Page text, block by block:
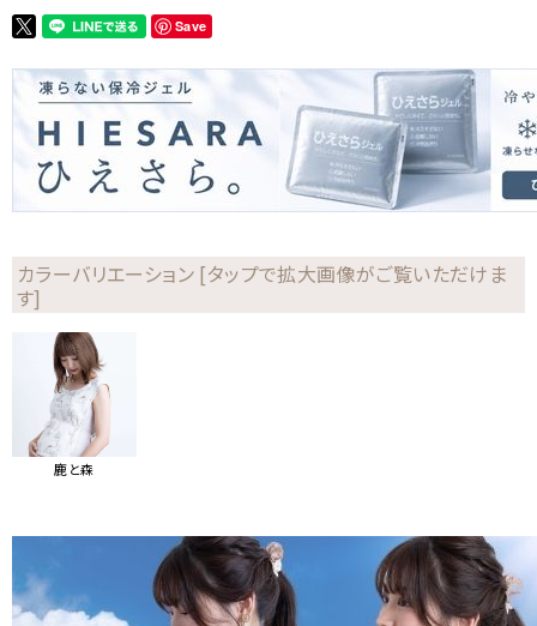
Save
カラーバリエーション [タップで拡大画像がご覧いただけま
す]
鹿と森